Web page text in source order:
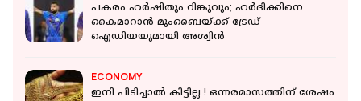
പകരം ഹർഷിതും റിങ്കുവും; ഹർദിക്കിനെ
കൈമാറാൻ മുംബൈയ്ക്ക് ട്രേഡ്
ഐഡിയയുമായി അശ്വിൻ
ECONOMY
ഇനി പിടിച്ചാൽ കിട്ടില്ല ! ഒന്നരമാസത്തിന് ശേഷം